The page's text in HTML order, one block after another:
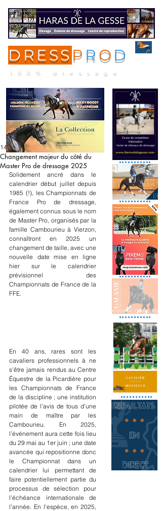
DRESS P R O D
100% dressage
Changement majeur du côté du
Master Pro de dressage 2025
14 sept. 2024
Solidement ancré dans le
calendrier début juillet depuis
1985 (!), les Championnats de
France Pro de dressage,
également connus sous le nom
de Master Pro, organisés par la
famille Cambourieu à Vierzon,
connaîtront en 2025 un
changement de taille, avec une
nouvelle date mise en ligne
hier sur le calendrier
prévisionnel des
Championnats de France de la
FFE.
En 40 ans, rares sont les
cavaliers professionnels à ne
s'être jamais rendus au Centre
Équestre de la Picardière pour
les Championnats de France
de la discipline ; une institution
pilotée de l'avis de tous d'une
main de maître par les
Cambourieu. En 2025,
l’événement aura cette fois lieu
du 29 mai au 1er juin ; une date
avancée qui repositionne donc
le Championnat dans un
calendrier lui permettant de
faire potentiellement partie du
processus de sélection pour
l'échéance internationale de
l'année. En l'espèce, en 2025,